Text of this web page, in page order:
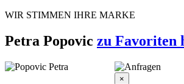
WIR STIMMEN IHRE MARKE
Petra Popovic zu Favoriten
×